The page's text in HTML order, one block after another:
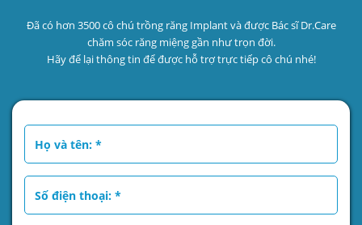
Đã có hơn 3500 cô chú trồng răng Implant và được Bác sĩ Dr.Care
chăm sóc răng miệng gần như trọn đời.
Hãy để lại thông tin để được hỗ trợ trực tiếp cô chú nhé!